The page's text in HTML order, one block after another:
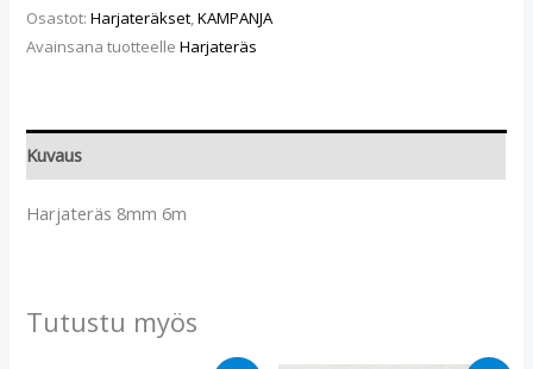
Osastot:Harjateräkset,KAMPANJA
Avainsana tuotteelleHarjateräs
Kuvaus
Harjateräs 8mm 6m
Tutustu myös